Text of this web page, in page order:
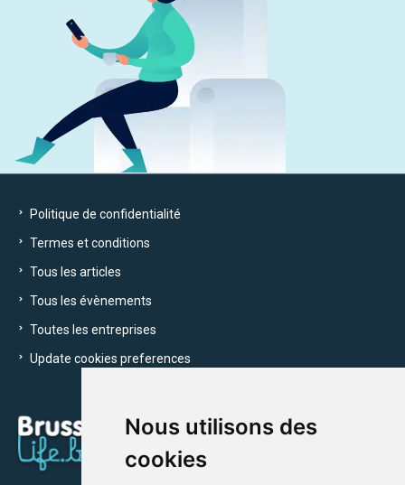
Nous utilisons des
cookies
Politique de confidentialité
Termes et conditions
Tous les articles
Tous les évènements
Toutes les entreprises
Update cookies preferences